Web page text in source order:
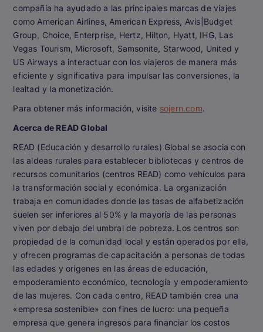
compañía ha ayudado a las principales marcas de viajes
como American Airlines, American Express, Avis|Budget
Group, Choice, Enterprise, Hertz, Hilton, Hyatt, IHG, Las
Vegas Tourism, Microsoft, Samsonite, Starwood, United y
US Airways a interactuar con los viajeros de manera más
eficiente y significativa para impulsar las conversiones, la
lealtad y la monetización.
Para obtener más información, visite sojern.com.
Acerca de READ Global
READ (Educación y desarrollo rurales) Global se asocia con
las aldeas rurales para establecer bibliotecas y centros de
recursos comunitarios (centros READ) como vehículos para
la transformación social y económica. La organización
trabaja en comunidades donde las tasas de alfabetización
suelen ser inferiores al 50% y la mayoría de las personas
viven por debajo del umbral de pobreza. Los centros son
propiedad de la comunidad local y están operados por ella,
y ofrecen programas de capacitación a personas de todas
las edades y orígenes en las áreas de educación,
empoderamiento económico, tecnología y empoderamiento
de las mujeres. Con cada centro, READ también crea una
«empresa sostenible» con fines de lucro: una pequeña
empresa que genera ingresos para financiar los costos